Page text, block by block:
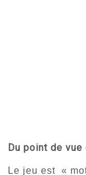
Du point de vue
Le jeu est «